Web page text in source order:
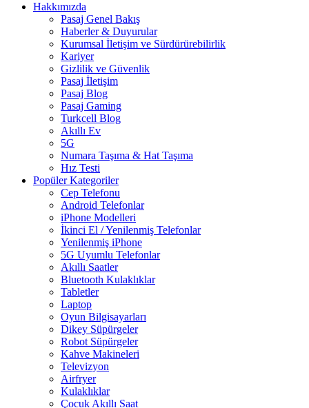
Hakkımızda
Pasaj Genel Bakış
Haberler & Duyurular
Kurumsal İletişim ve Sürdürürebilirlik
Kariyer
Gizlilik ve Güvenlik
Pasaj İletişim
Pasaj Blog
Pasaj Gaming
Turkcell Blog
Akıllı Ev
5G
Numara Taşıma & Hat Taşıma
Hız Testi
Popüler Kategoriler
Cep Telefonu
Android Telefonlar
iPhone Modelleri
İkinci El / Yenilenmiş Telefonlar
Yenilenmiş iPhone
5G Uyumlu Telefonlar
Akıllı Saatler
Bluetooth Kulaklıklar
Tabletler
Laptop
Oyun Bilgisayarları
Dikey Süpürgeler
Robot Süpürgeler
Kahve Makineleri
Televizyon
Airfryer
Kulaklıklar
Çocuk Akıllı Saat